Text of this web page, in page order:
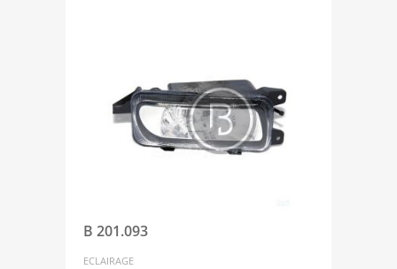
B 201.093
ECLAIRAGE